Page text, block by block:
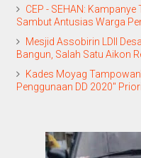
CEP - SEHAN:
Sambut Antusias Warga
Mesjid Assobirin LDII
Bangun, Salah Satu Aikon
Kades Moyag
Penggunaan DD 2020"